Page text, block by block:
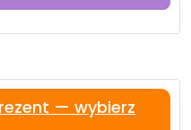
— wybierz